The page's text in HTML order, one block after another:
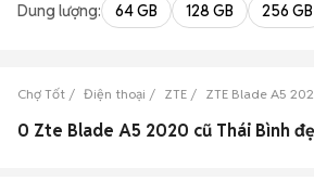
Dung lượng: 64 GB 128 GB 256 GB
Chợ Tốt Điện thoại ZTE ZTE Blade A5
0 Zte Blade A5 2020 cũ Thái Bình